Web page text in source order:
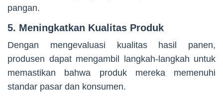
pangan.
5. Meningkatkan Kualitas Produk
Dengan mengevaluasi kualitas hasil panen,
produsen dapat mengambil langkah-langkah untuk
memastikan bahwa produk mereka memenuhi
standar pasar dan konsumen.